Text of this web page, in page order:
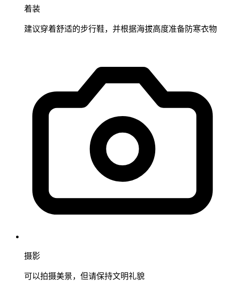
着装
建议穿着舒适的步行鞋，并根据海拔高度准备防寒衣物
摄影
可以拍摄美景，但请保持文明礼貌